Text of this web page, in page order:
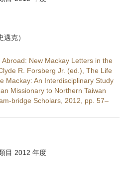
邁克）
New Mackay Letters in the
R. Forsberg Jr. (ed.), The Life
Mackay: An Interdisciplinary Study
Missionary to Northern Taiwan
bridge Scholars, 2012, pp. 57–
目 2012 年度